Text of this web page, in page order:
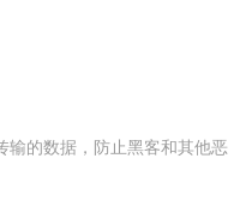
输的数据，防止黑客和其他恶